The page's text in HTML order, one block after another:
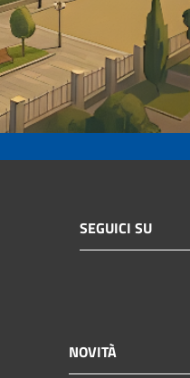
SEGUICI SU
NOVITÀ